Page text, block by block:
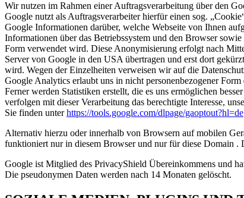
Wir nutzen im Rahmen einer Auftragsverarbeitung über den
Google nutzt als Auftragsverarbeiter hierfür einen sog.
Google Informationen darüber, welche Webseite von Ihnen
Informationen über das Betriebssystem und den Browser
Form verwendet wird. Diese Anonymisierung erfolgt nach
Server von Google in den USA übertragen und erst dort
wird. Wegen der Einzelheiten verweisen wir auf die
Google Analytics erlaubt uns in nicht personenbezogener
Ferner werden Statistiken erstellt, die es uns ermöglichen
verfolgen mit dieser Verarbeitung das berechtigte Interesse,
Sie finden unterhttps://tools.google.com/dlpage/gaoptout?hl=de
Alternativ hierzu oder innerhalb von Browsern auf mobilen
funktioniert nur in diesem Browser und nur für diese Domain
Google ist Mitglied des PrivacyShield Übereinkommens und
Die pseudonymen Daten werden nach 14 Monaten gelöscht.